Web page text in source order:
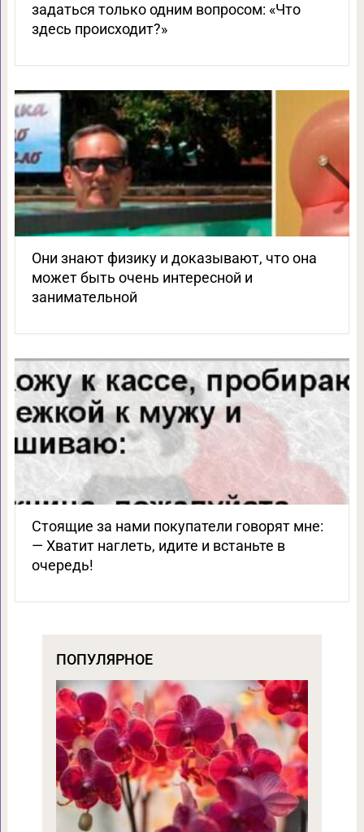
задаться только одним вопросом: «Что
здесь происходит?»
Они знают физику и доказывают, что она
может быть очень интересной и
занимательной
Стоящие за нами покупатели говорят мне:
— Хватит наглеть, идите и встаньте в
очередь!
ПОПУЛЯРНОЕ